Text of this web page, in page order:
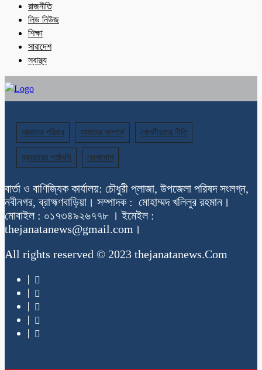
রাজনীতি
লিড নিউজ
শিক্ষা
সারাদেশ
স্বাস্থ্য
আমাদের পরিবার আমাদের সম্পর্কে গোপনীয়তার নীতি
ব্যবহারের শর্তাবলি যোগাযোগ
বার্তা ও বাণিজ্যিক কার্যালয়: চৌধুরী প্লাজা, উপজেলা পরিষদ সংলগ্ন,
নবীনগর, ব্রাহ্মণবাড়িয়া। সম্পাদক : মোহাম্মদ খলিলুর রহমান।
মোবাইল : ০১৭৩৪৯২৬৭৭৮ । ইমেইল :
thejanatanews@gmail.com।
All rights reserved © 2023 thejanatanews.Com